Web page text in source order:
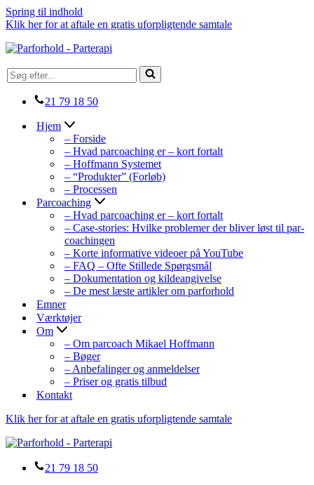
Spring til indhold
Klik her for at aftale en gratis uforpligtende samtale
Søg
efter...
21 79 18 50
Hjem
– Forside
– Hvad parcoaching er – kort fortalt
– Hoffmann Systemet
– “Produkter” (Forløb)
– Processen
Parcoaching
– Hvad parcoaching er – kort fortalt
– Case-stories: Hvilke problemer der bliver løst til par-
coachingen
– Korte informative videoer på YouTube
– FAQ – Ofte Stillede Spørgsmål
– Dokumentation og kildeangivelse
– De mest læste artikler om parforhold
Emner
Værktøjer
Om
– Om parcoach Mikael Hoffmann
– Bøger
– Anbefalinger og anmeldelser
– Priser og gratis tilbud
Kontakt
Klik her for at aftale en gratis uforpligtende samtale
21 79 18 50